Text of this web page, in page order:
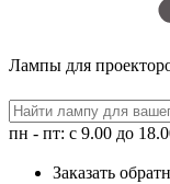
Лампы для
пн - пт: с 9.00 до
Заказать